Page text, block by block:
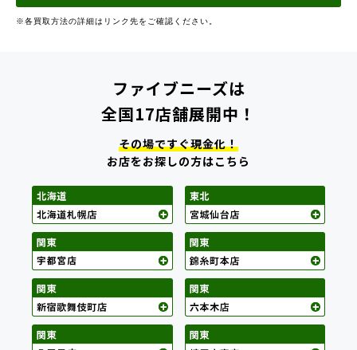
※各買取方法の詳細はリンク先をご確認ください。
ファイブニーズは
全国17店舗展開中！
その場ですぐ現金化！
お店をお探しの方はこちら